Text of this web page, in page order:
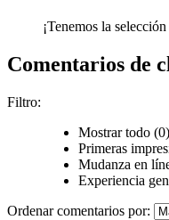
¡Tenemos la
Comentarios de
Filtro:
Mostrar todo (0)
Primeras
Mudanza en
Experiencia
Ordenar comentarios por: